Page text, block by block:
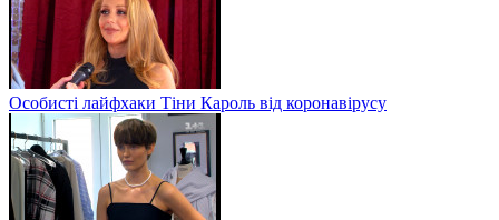
Особисті лайфхаки Тіни Кароль від коронавірусу